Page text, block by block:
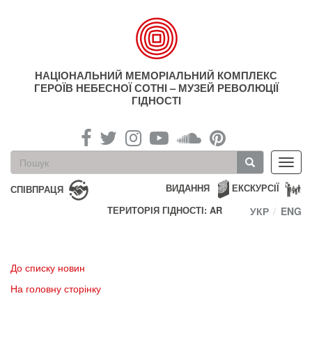
НАЦІОНАЛЬНИЙ МЕМОРІАЛЬНИЙ КОМПЛЕКС
ГЕРОЇВ НЕБЕСНОЇ СОТНІ – МУЗЕЙ РЕВОЛЮЦІЇ
ГІДНОСТІ
Пошукова
форма
Пошук
СПІВПРАЦЯ ЕКСКУРСІЇ
ВИДАННЯ
ТЕРИТОРІЯ ГІДНОСТІ: AR
УКР ENG
До списку новин
На головну сторінку